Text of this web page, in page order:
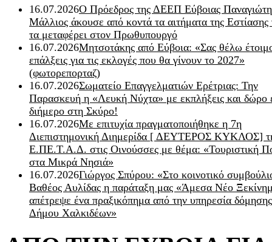
16.07.2026Ο Πρόεδρος της ΔΕΕΠ Εύβοιας
Μάλλιος άκουσε από κοντά τα αιτήματα της Εστίασης
τα μεταφέρει στον Πρωθυπουργό
16.07.2026Μητσοτάκης από Εύβοια: «Σας θέλω
επάλξεις για τις εκλογές που θα γίνουν το 2027»
(φωτορεπορταζ)
16.07.2026Σωματείο Επαγγελματιών Ερέτριας: Την
Παρασκευή η «Λευκή Νύχτα» με εκπλήξεις και δώρο
διήμερο στη Σκύρο!
16.07.2026Με επιτυχία πραγματοποιήθηκε η 7η
Διεπιστημονική Διημερίδα [ ΔEYΤΕΡΟΣ ΚΥΚΛΟΣ]
Ε.ΠΕ.Τ.Α.Δ. στις Οινούσσες με θέμα: «Τουριστική
στα Μικρά Νησιά»
16.07.2026Γιώργος Σπύρου: «Στο κοινοτικό
Βαθέος Αυλίδας η παράταξη μας «Άμεσα Νέο
απέτρεψε ένα πραξικόπημα από την υπηρεσία
Δήμου Χαλκιδέων»